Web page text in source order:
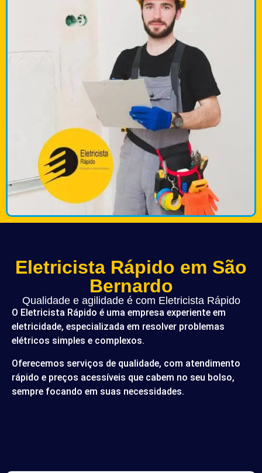
Eletricista Rápido em São
Bernardo
Qualidade e agilidade é com Eletricista Rápido
O Eletricista Rápido é uma empresa experiente em
eletricidade, especializada em resolver problemas
elétricos simples e complexos.
Oferecemos serviços de qualidade, com atendimento
rápido e preços acessíveis que cabem no seu bolso,
sempre focando em suas necessidades.